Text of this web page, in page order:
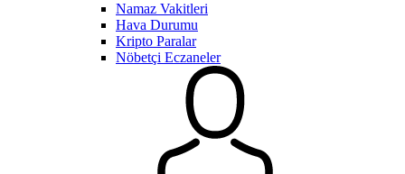
Namaz Vakitleri
Hava Durumu
Kripto Paralar
Nöbetçi Eczaneler